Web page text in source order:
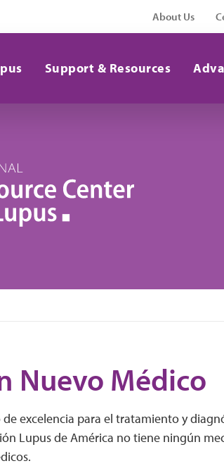
About Us
Support & Resources
Nuevo Médico
excelencia para el tratamiento y
Lupus de América no tiene ningún